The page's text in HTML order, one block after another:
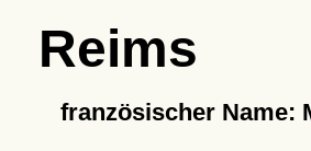
Reims
französischer Name: